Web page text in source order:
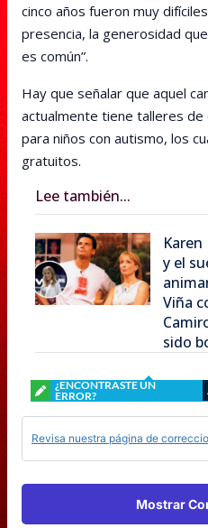
cinco años fueron muy
presencia, la generosidad
es común”.
Hay que señalar que aquel
actualmente tiene talleres de
para niños con autismo, los
gratuitos.
Lee también...
y el
Viña
sido
¿ENCONTRASTE UN
ERROR?
Revisa nuestra página de
Mostrar